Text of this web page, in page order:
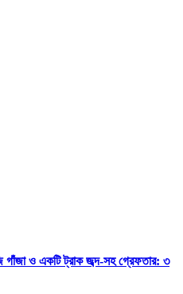
গাঁজা ও একটি ট্রাক জব্দ-সহ গ্রেফতার: ৩